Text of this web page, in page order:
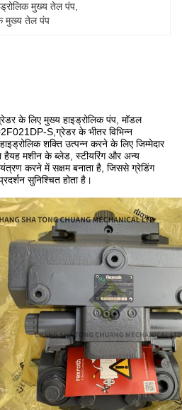
मुख्य तेल पंप
मुख्य तेल पंप
के लिए मुख्य हाइड्रोलिक पंप, मॉडल
S,ग्रेडर के भीतर विभिन्न
शक्ति उत्पन्न करने के लिए जिम्मेदार
हैयह मशीन के ब्लेड, स्टीयरिंग और अन्य
करने में सक्षम बनाता है, जिससे ग्रेडिंग
सुनिश्चित होता है।